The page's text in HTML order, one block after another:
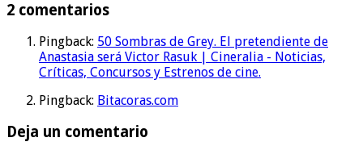
2 comentarios
Pingback: 50 Sombras de Grey. El pretendiente de
Anastasia será Victor Rasuk | Cineralia - Noticias,
Críticas, Concursos y Estrenos de cine.
Pingback: Bitacoras.com
Deja un comentario